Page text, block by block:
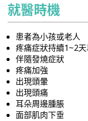
就醫時機
患者為小孩或老人
疼痛症狀持續1~2
伴隨發燒症狀
疼痛加強
出現頭暈
出現頭痛
耳朵周邊腫脹
面部肌肉下垂